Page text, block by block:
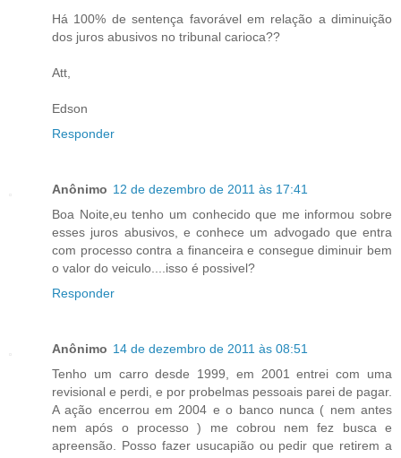
Há 100% de sentença favorável em relação a diminuição
dos juros abusivos no tribunal carioca??
Att,
Edson
Responder
Anônimo 12 de dezembro de 2011 às 17:41
Boa Noite,eu tenho um conhecido que me informou sobre
esses juros abusivos, e conhece um advogado que entra
com processo contra a financeira e consegue diminuir bem
o valor do veiculo....isso é possivel?
Responder
Anônimo 14 de dezembro de 2011 às 08:51
Tenho um carro desde 1999, em 2001 entrei com uma
revisional e perdi, e por probelmas pessoais parei de pagar.
A ação encerrou em 2004 e o banco nunca ( nem antes
nem após o processo ) me cobrou nem fez busca e
apreensão. Posso fazer usucapião ou pedir que retirem a